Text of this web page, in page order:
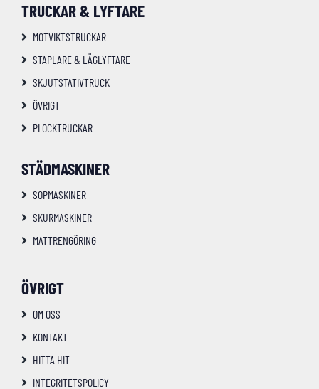
TRUCKAR & LYFTARE
MOTVIKTSTRUCKAR
STAPLARE & LÅGLYFTARE
SKJUTSTATIVTRUCK
ÖVRIGT
PLOCKTRUCKAR
STÄDMASKINER
SOPMASKINER
SKURMASKINER
MATTRENGÖRING
ÖVRIGT
OM OSS
KONTAKT
HITTA HIT
INTEGRITETSPOLICY